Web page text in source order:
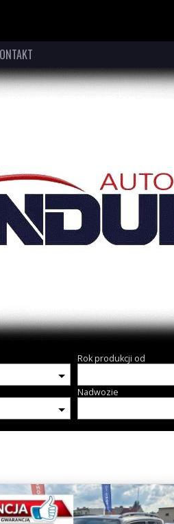
Rok produkcji od
Nadwozie